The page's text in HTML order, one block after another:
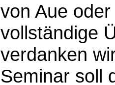
von Aue
vollständige
verdanken
Seminar soll